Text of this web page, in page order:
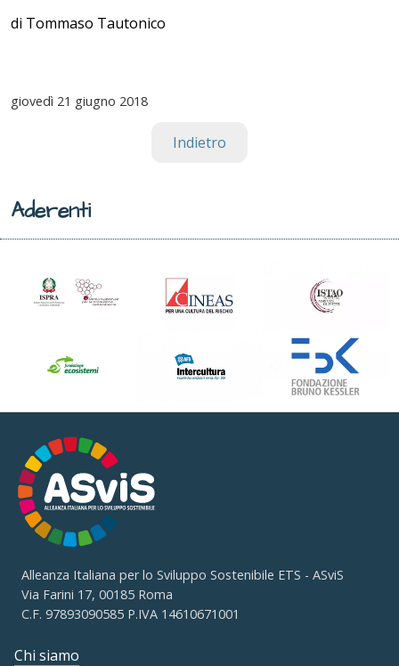
di Tommaso Tautonico
giovedì 21 giugno 2018
Indietro
Aderenti
Alleanza Italiana per lo Sviluppo Sostenibile ETS - ASviS
Via Farini 17, 00185 Roma
C.F. 97893090585 P.IVA 14610671001
Chi siamo